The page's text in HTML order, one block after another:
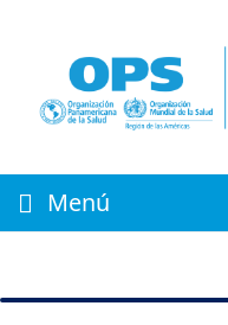
contenido
principal
Menú